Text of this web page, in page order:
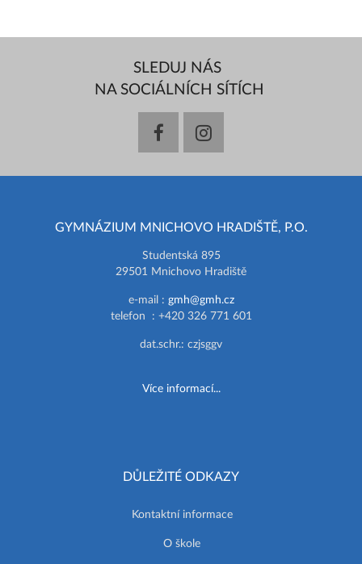
SLEDUJ NÁS
NA SOCIÁLNÍCH SÍTÍCH
facebookinstagram
GYMNÁZIUM MNICHOVO HRADIŠTĚ, P.O.
Studentská 895
29501 Mnichovo Hradiště
e-mail : gmh@gmh.cz
telefon : +420 326 771 601
dat.schr.: czjsggv
Více informací...
DŮLEŽITÉ ODKAZY
Kontaktní informace
O škole